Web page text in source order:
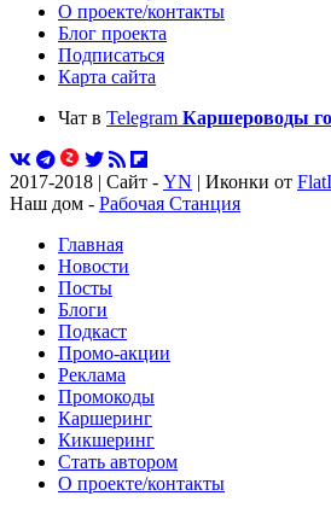
О проекте/контакты
Блог проекта
Подписаться
Карта сайта
Чат в Telegram Каршероводы
2017-2018 | Сайт - YN | Иконки от
Наш дом - Рабочая Станция
Главная
Новости
Посты
Блоги
Подкаст
Промо-акции
Реклама
Промокоды
Каршеринг
Кикшеринг
Стать автором
О проекте/контакты